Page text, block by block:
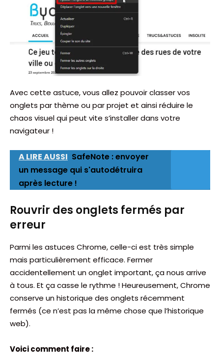
Avec cette astuce, vous allez pouvoir classer vos
onglets par thème ou par projet et ainsi réduire le
chaos visuel qui peut vite s’installer dans votre
navigateur !
A LIRE AUSSI SafeNote : envoyer
un message qui s'autodétruira
après lecture !
Rouvrir des onglets fermés par
erreur
Parmi les astuces Chrome, celle-ci est très simple
mais particulièrement efficace. Fermer
accidentellement un onglet important, ça nous arrive
à tous. Et ça casse le rythme ! Heureusement, Chrome
conserve un historique des onglets récemment
fermés (ce n’est pas la même chose que l’historique
web).
Voici comment faire :